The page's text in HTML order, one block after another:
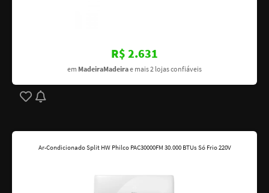
R$ 2.631
em MadeiraMadeirae mais 2 lojas confiáveis
Ar-Condicionado Split HW Philco PAC30000FM 30.000 BTUs Só Frio 220V